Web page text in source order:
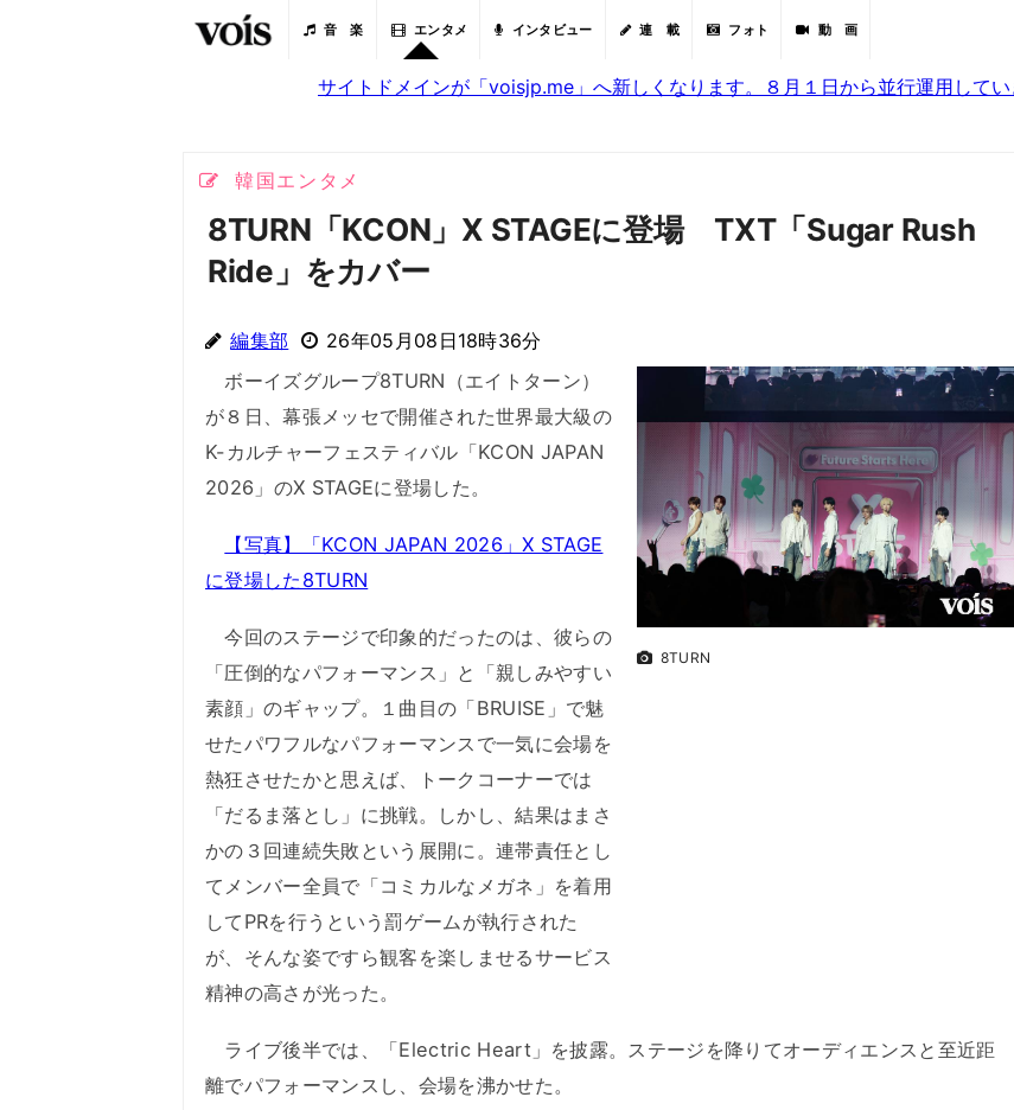
音 楽 エンタメ インタビュー 連 載 フォト 動 画
サイトドメインが「voisjp.me」へ新しくなります。８月１日から並行運用してい
韓国エンタメ
8TURN「KCON」X STAGEに登場 TXT「Sugar Rush
Ride」をカバー
編集部 26年05月08日18時36分
8TURN
ボーイズグループ8TURN（エイトターン）
が８日、幕張メッセで開催された世界最大級の
K-カルチャーフェスティバル「KCON JAPAN
2026」のX STAGEに登場した。
【写真】「KCON JAPAN 2026」X STAGE
に登場した8TURN
今回のステージで印象的だったのは、彼らの
「圧倒的なパフォーマンス」と「親しみやすい
素顔」のギャップ。１曲目の「BRUISE」で魅
せたパワフルなパフォーマンスで一気に会場を
熱狂させたかと思えば、トークコーナーでは
「だるま落とし」に挑戦。しかし、結果はまさ
かの３回連続失敗という展開に。連帯責任とし
てメンバー全員で「コミカルなメガネ」を着用
してPRを行うという罰ゲームが執行された
が、そんな姿ですら観客を楽しませるサービス
精神の高さが光った。
ライブ後半では、「Electric Heart」を披露。ステージを降りてオーディエンスと至近距
離でパフォーマンスし、会場を沸かせた。